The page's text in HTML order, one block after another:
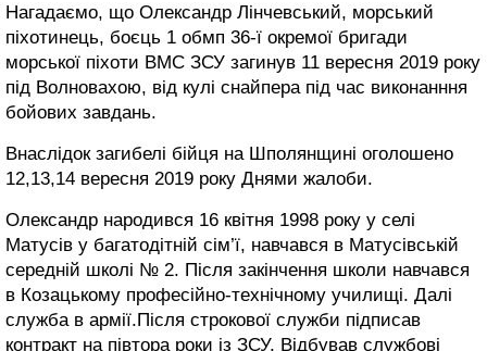
Нагадаємо, що Олександр Лінчевський, морський
піхотинець, боєць 1 обмп 36-ї окремої бригади
морської піхоти ВМС ЗСУ загинув 11 вересня 2019 року
під Волновахою, від кулі снайпера під час виконанння
бойових завдань.
Внаслідок загибелі бійця на Шполянщині оголошено
12,13,14 вересня 2019 року Днями жалоби.
Олександр народився 16 квітня 1998 року у селі
Матусів у багатодітній сім’ї, навчався в Матусівській
середній школі № 2. Після закінчення школи навчався
в Козацькому професійно-технічному училищі. Далі
служба в армії.Після строкової служби підписав
контракт на півтора роки із ЗСУ. Відбував службові